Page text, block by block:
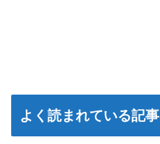
よく読まれている記事